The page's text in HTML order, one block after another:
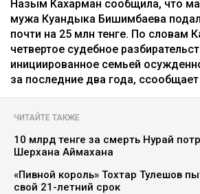
Назым Кахарман сообщила, что
мужа Куандыка Бишимбаева
почти на 25 млн тенге. По словам
четвертое судебное
инициированное семьей
за последние два года,
ЧИТАЙТЕ ТАКЖЕ
10 млрд тенге за смерть Нурай
Шерхана Аймахана
«Пивной король» Тохтар Тулешов
свой 21-летний срок